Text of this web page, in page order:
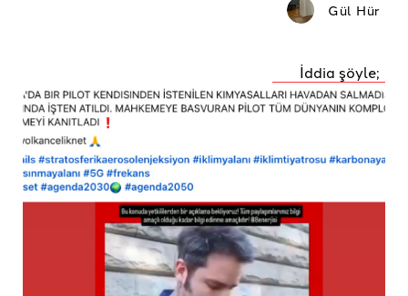
Gül Hür
İddia şöyle;